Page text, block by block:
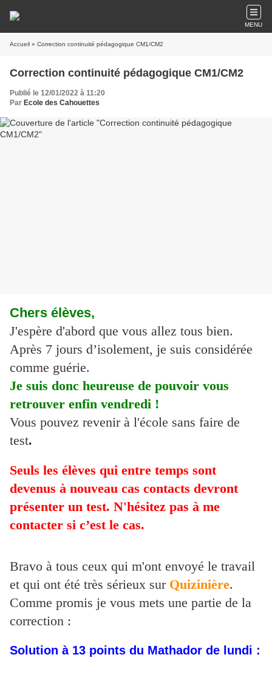
MENU
Accueil » Correction continuité pédagogique CM1/CM2
Correction continuité pédagogique CM1/CM2
Publié le 12/01/2022 à 11:20
Par Ecole des Cahouettes
Chers élèves,
J'espère d'abord que vous allez tous bien.
Après 7 jours d’isolement, je suis considérée
comme guérie.
Je suis donc heureuse de pouvoir vous
retrouver enfin vendredi !
Vous pouvez revenir à l'école sans faire de
test.
Seuls les élèves qui entre temps sont
devenus à nouveau cas contacts devront
présenter un test. N'hésitez pas à me
contacter si c’est le cas.
Bravo à tous ceux qui m'ont envoyé le travail
et qui ont été très sérieux sur Quizinière.
Comme promis je vous mets une partie de la
correction :
Solution à 13 points du Mathador de lundi :